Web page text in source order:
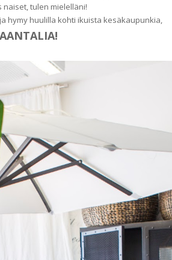
naiset, tulen mielelläni!
hymy huulilla kohti ikuista kesäkaupunkia,